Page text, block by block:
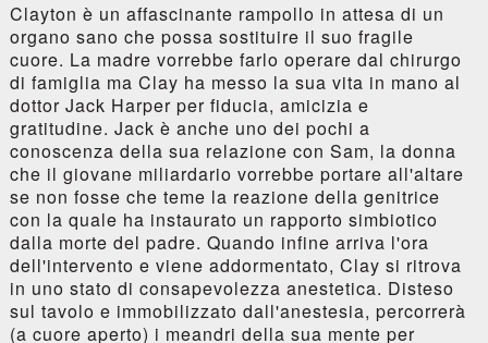
Clayton è un affascinante rampollo in attesa di un
organo sano che possa sostituire il suo fragile
cuore. La madre vorrebbe farlo operare dal chirurgo
di famiglia ma Clay ha messo la sua vita in mano al
dottor Jack Harper per fiducia, amicizia e
gratitudine. Jack è anche uno dei pochi a
conoscenza della sua relazione con Sam, la donna
che il giovane miliardario vorrebbe portare all'altare
se non fosse che teme la reazione della genitrice
con la quale ha instaurato un rapporto simbiotico
dalla morte del padre. Quando infine arriva l'ora
dell'intervento e viene addormentato, Clay si ritrova
in uno stato di consapevolezza anestetica. Disteso
sul tavolo e immobilizzato dall'anestesia, percorrerà
(a cuore aperto) i meandri della sua mente per